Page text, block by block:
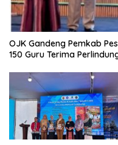
OJK Gandeng Pemkab
150 Guru Terima